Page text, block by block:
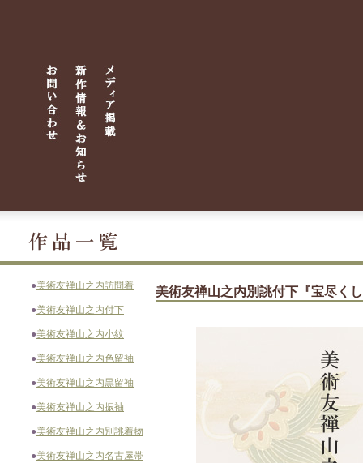
●美術友禅山之内訪問着
●美術友禅山之内付下
●美術友禅山之内小紋
●美術友禅山之内色留袖
●美術友禅山之内黒留袖
●美術友禅山之内振袖
●美術友禅山之内別誂着物
●美術友禅山之内名古屋帯
美術友禅山之内別誂付下『宝尽く